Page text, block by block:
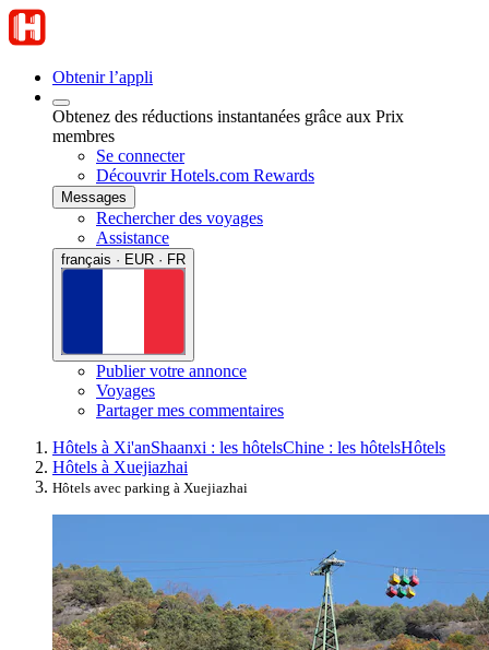
Obtenir l’appli
Obtenez des réductions instantanées grâce aux Prix
membres
Se connecter
Découvrir Hotels.com Rewards
Messages
Rechercher des voyages
Assistance
français · EUR · FR
Publier votre annonce
Voyages
Partager mes commentaires
Hôtels à Xi'anShaanxi : les hôtelsChine : les hôtelsHôtels
Hôtels à Xuejiazhai
Hôtels avec parking à Xuejiazhai